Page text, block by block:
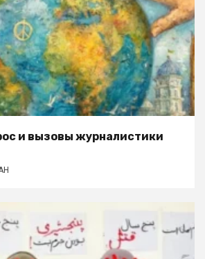
и вызовы журналистики